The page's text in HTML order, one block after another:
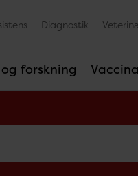
forskning
Diagnostik